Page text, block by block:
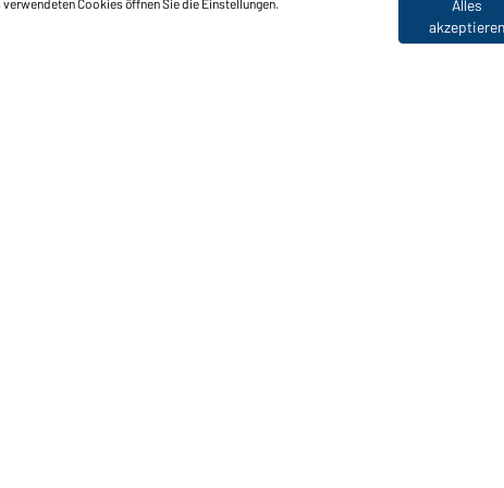
Cookies öffnen Sie die Einstellungen.
Alles
akzeptieren